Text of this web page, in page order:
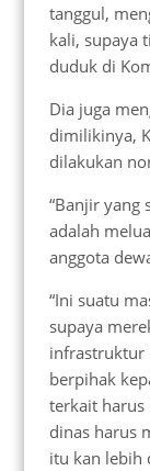
tanggul,
kali, supaya
duduk di
Dia juga
dimilikinya,
dilakukan
“Banjir yang
adalah
anggota
“Ini suatu
supaya
infrastruktur
berpihak
terkait harus
dinas harus
itu kan lebih